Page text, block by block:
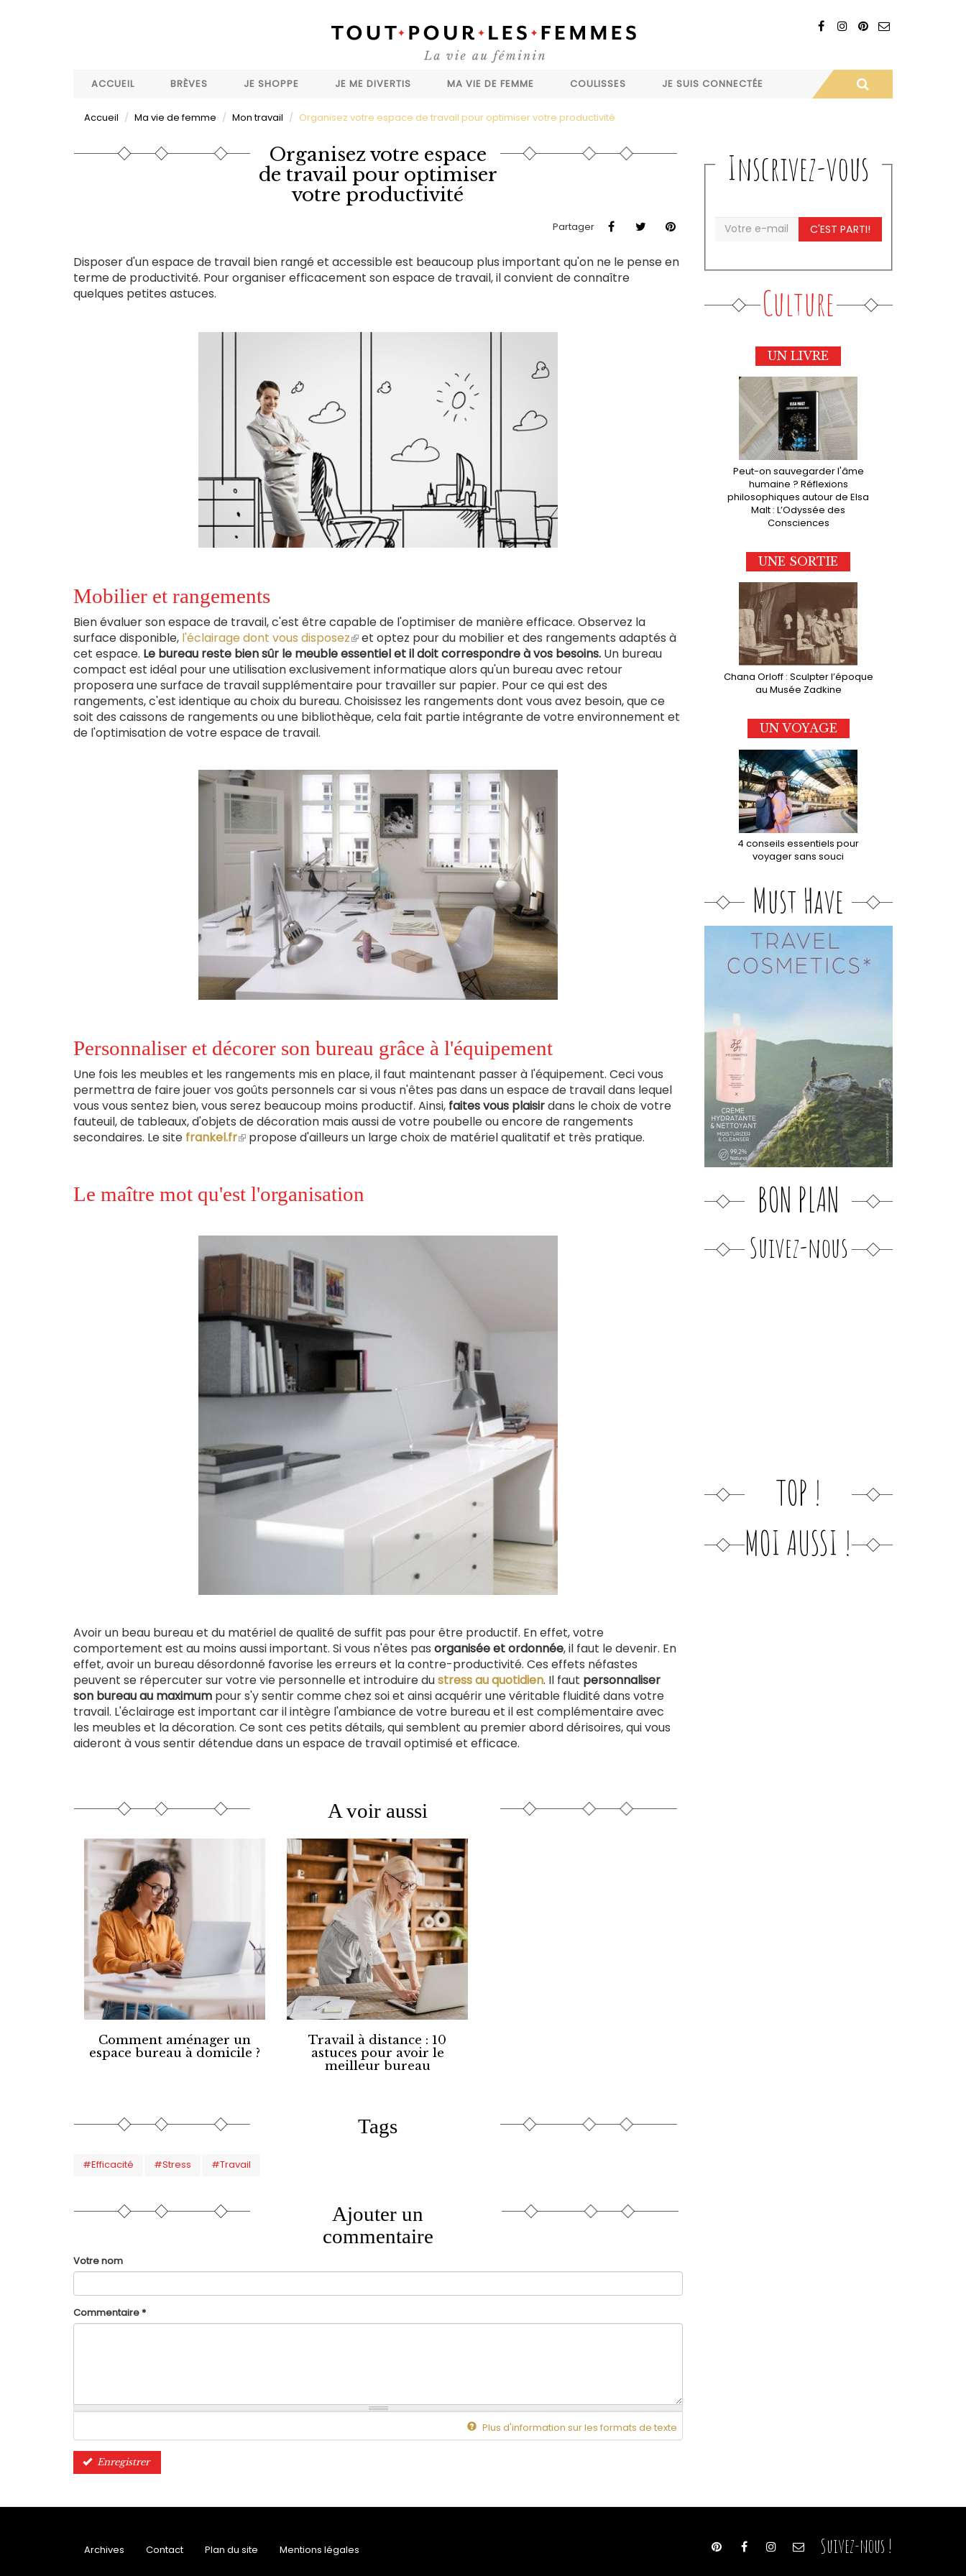
ACCUEIL
BRÈVES JE SHOPPE JE ME DIVERTIS MA VIE DE FEMME COULISSES JE SUIS CONNECTÉE
Accueil Ma vie de femme Mon travail Organisez votre espace de travail pour optimiser votre productivité
Organisez votre espace
de travail pour optimiser
votre productivité
Partager
Disposer d'un espace de travail bien rangé et accessible est beaucoup plus important qu'on ne le pense en
terme de productivité. Pour organiser efficacement son espace de travail, il convient de connaître
quelques petites astuces.
Mobilier et rangements
Bien évaluer son espace de travail, c'est être capable de l'optimiser de manière efficace. Observez la
surface disponible, l'éclairage dont vous disposez(le
lien
est
externe)
et optez pour du mobilier et des rangements adaptés à
cet espace. Le bureau reste bien sûr le meuble essentiel et il doit correspondre à vos besoins. Un bureau
compact est idéal pour une utilisation exclusivement informatique alors qu'un bureau avec retour
proposera une surface de travail supplémentaire pour travailler sur papier. Pour ce qui est des
rangements, c'est identique au choix du bureau. Choisissez les rangements dont vous avez besoin, que ce
soit des caissons de rangements ou une bibliothèque, cela fait partie intégrante de votre environnement et
de l'optimisation de votre espace de travail.
Personnaliser et décorer son bureau grâce à l'équipement
Une fois les meubles et les rangements mis en place, il faut maintenant passer à l'équipement. Ceci vous
permettra de faire jouer vos goûts personnels car si vous n'êtes pas dans un espace de travail dans lequel
vous vous sentez bien, vous serez beaucoup moins productif. Ainsi, faites vous plaisirdans le choix de votre
fauteuil, de tableaux, d'objets de décoration mais aussi de votre poubelle ou encore de rangements
secondaires. Le site frankel.fr(le
externe)
propose d'ailleurs un large choix de matériel qualitatif et très pratique.
Le maître mot qu'est l'organisation
Avoir un beau bureau et du matériel de qualité de suffit pas pour être productif. En effet, votre
comportement est au moins aussi important. Si vous n'êtes pas organisée et ordonnée, il faut le devenir. En
effet, avoir un bureau désordonné favorise les erreurs et la contre-productivité. Ces effets néfastes
peuvent se répercuter sur votre vie personnelle et introduire dustress au quotidien. Il faut personnaliser
son bureau au maximum pour s'y sentir comme chez soi et ainsi acquérir une véritable fluidité dans votre
travail. L'éclairage est important car il intègre l'ambiance de votre bureau et il est complémentaire avec
les meubles et la décoration. Ce sont ces petits détails, qui semblent au premier abord dérisoires, qui vous
aideront à vous sentir détendue dans un espace de travail optimisé et efficace.
A voir aussi
Comment aménager un
espace bureau à domicile ?
Travail à distance : 10
astuces pour avoir le
meilleur bureau
Tags
#Efficacité #Stress #Travail
Ajouter un
commentaire
Votre nom
Commentaire *
Plus d'information sur les formats de texte
Enregistrer
Inscrivez-vous
C'EST PARTI!
Culture
UN LIVRE
Peut-on sauvegarder l'âme
humaine ? Réflexions
philosophiques autour de Elsa
Malt : L’Odyssée des
Consciences
UNE SORTIE
Chana Orloff : Sculpter l’époque
au Musée Zadkine
UN VOYAGE
4 conseils essentiels pour
voyager sans souci
Must Have
BON PLAN
Suivez-nous
TOP !
MOI AUSSI !
Archives Contact Plan du site Mentions légales Suivez-nous !